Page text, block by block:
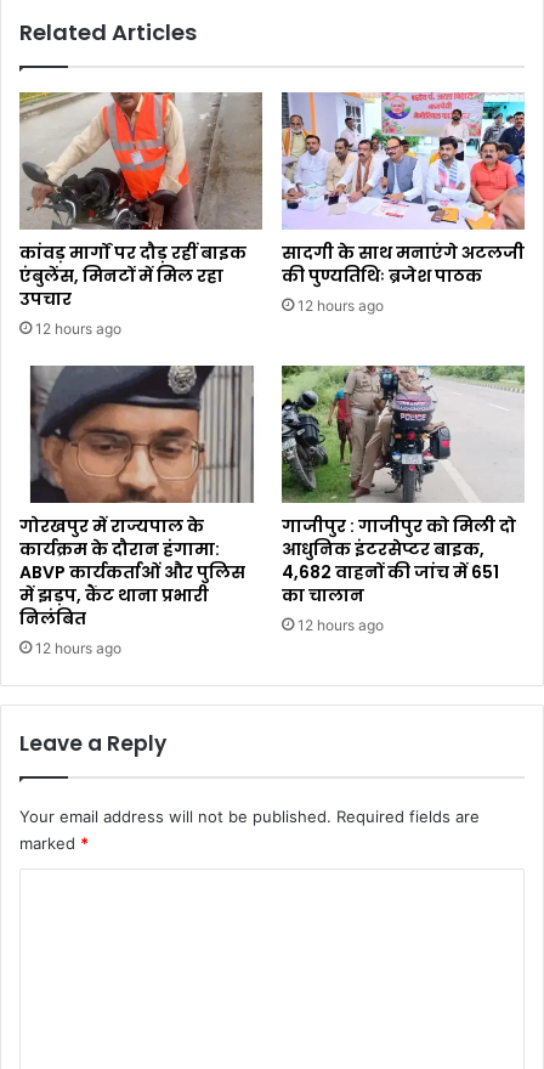
Related Articles
कांवड़ मार्गों पर दौड़ रहीं बाइक
एंबुलेंस, मिनटों में मिल रहा
उपचार
12 hours ago
सादगी के साथ मनाएंगे अटलजी
की पुण्यतिथिः ब्रजेश पाठक
12 hours ago
गोरखपुर में राज्यपाल के
कार्यक्रम के दौरान हंगामा:
ABVP कार्यकर्ताओं और पुलिस
में झड़प, कैंट थाना प्रभारी
निलंबित
12 hours ago
गाजीपुर : गाजीपुर को मिली दो
आधुनिक इंटरसेप्टर बाइक,
4,682 वाहनों की जांच में 651
का चालान
12 hours ago
Leave a Reply
Your email address will not be published. Required fields are
marked *